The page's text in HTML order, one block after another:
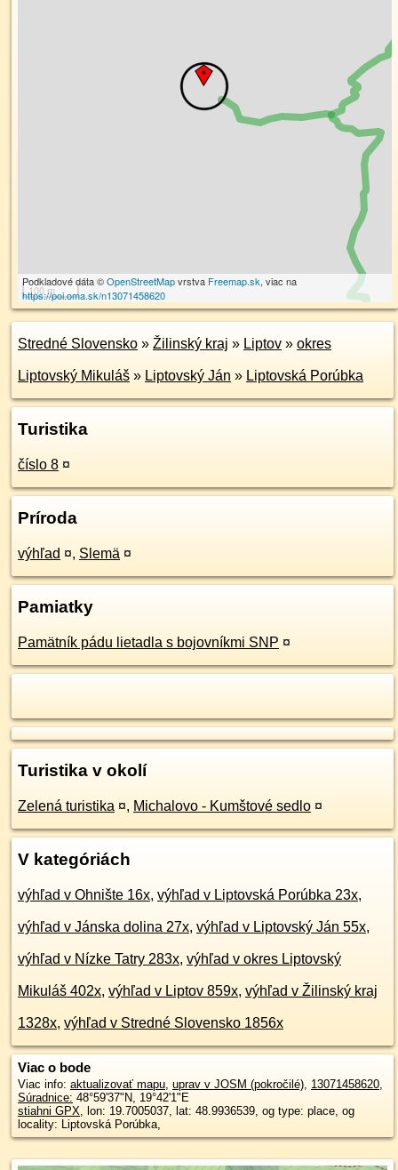
100 m
Podkladové dáta ©OpenStreetMapvrstva Freemap.sk, viac na
https://poi.oma.sk/n13071458620
Stredné Slovensko » Žilinský kraj » Liptov » okres
Liptovský Mikuláš » Liptovský Ján » Liptovská Porúbka
Turistika
číslo 8 ¤
Príroda
výhľad ¤, Slemä ¤
Pamiatky
Pamätník pádu lietadla s bojovníkmi SNP ¤
Turistika v okolí
Zelená turistika ¤, Michalovo - Kumštové sedlo ¤
V kategóriách
výhľad v Ohnište 16x, výhľad v Liptovská Porúbka 23x,
výhľad v Jánska dolina 27x, výhľad v Liptovský Ján 55x,
výhľad v Nízke Tatry 283x, výhľad v okres Liptovský
Mikuláš 402x, výhľad v Liptov 859x, výhľad v Žilinský kraj
1328x, výhľad v Stredné Slovensko 1856x
Viac o bode
Viac info: aktualizovať mapu, uprav v JOSM (pokročilé), 13071458620,
Súradnice: 48°59'37"N, 19°42'1"E
stiahni GPX, lon: 19.7005037, lat: 48.9936539, og type: place, og
locality: Liptovská Porúbka,